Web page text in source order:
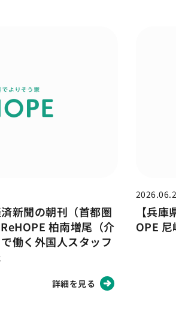
新聞の朝刊（首都圏
柏南増尾（介
働く外国人スタッフ
詳細を見る
【兵
OPE